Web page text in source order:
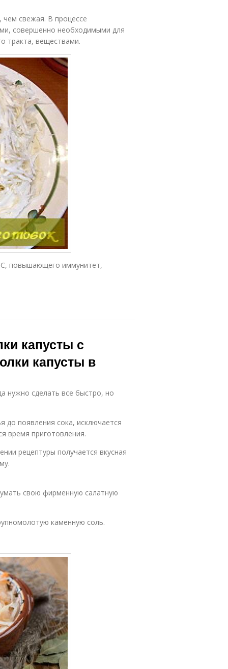
чем свежая. В процессе
совершенно необходимыми для
тракта, веществами.
повышающего иммунитет,
капусты с
капусты в
нужно сделать все быстро, но
до появления сока, исключается
время приготовления.
рецептуры получается вкусная
свою фирменную салатную
каменную соль.